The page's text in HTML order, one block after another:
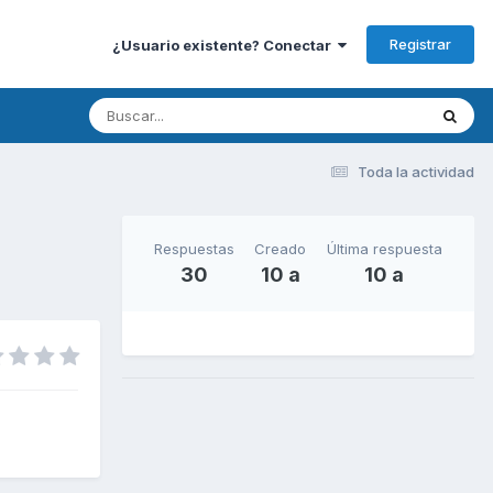
¿Usuario existente? Conectar Registrar
Toda la actividad
Respuestas
30
Creado
10 a
Última respuesta
10 a